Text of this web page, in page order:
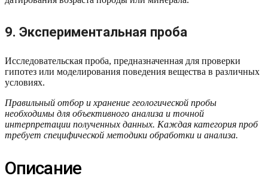
9. Экспериментальная проба
Исследовательская проба, предназначенная для проверки
гипотез или моделирования поведения вещества в различных
условиях.
Правильный отбор и хранение геологической пробы
необходимы для объективного анализа и точной
интерпретации полученных данных. Каждая категория проб
требует специфической методики обработки и анализа.
Описание